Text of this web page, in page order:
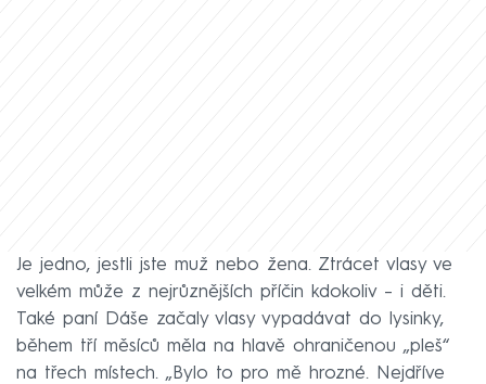
Je jedno, jestli jste muž nebo žena. Ztrácet vlasy ve
velkém může z nejrůznějších příčin kdokoliv – i děti.
Také paní Dáše začaly vlasy vypadávat do lysinky,
během tří měsíců měla na hlavě ohraničenou „pleš“
na třech místech. „Bylo to pro mě hrozné. Nejdříve